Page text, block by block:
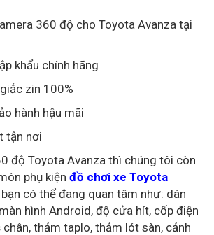
360 độ cho Toyota Avanza tại
khẩu chính hãng
zin 100%
hành hậu mãi
tận nơi
độ Toyota Avanza thì chúng tôi còn
phụ kiện đồ chơi xe Toyota
có thể đang quan tâm như: dán
hình Android, độ cửa hít, cốp điện
thảm taplo, thảm lót sàn, cảnh